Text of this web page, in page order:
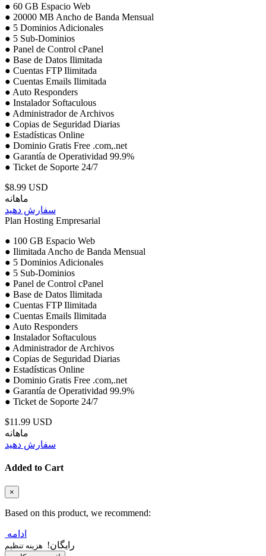
● 60 GB Espacio Web
● 20000 MB Ancho de Banda Mensual
● 5 Dominios Adicionales
● 5 Sub-Dominios
● Panel de Control cPanel
● Base de Datos Ilimitada
● Cuentas FTP Ilimitada
● Cuentas Emails Ilimitada
● Auto Responders
● Instalador Softaculous
● Administrador de Archivos
● Copias de Seguridad Diarias
● Estadísticas Online
● Dominio Gratis Free .com,.net
● Garantía de Operatividad 99.9%
● Ticket de Soporte 24/7
$8.99 USD
ماهانه
سفارش دهید
Plan Hosting Empresarial
● 100 GB Espacio Web
● Ilimitada Ancho de Banda Mensual
● 5 Dominios Adicionales
● 5 Sub-Dominios
● Panel de Control cPanel
● Base de Datos Ilimitada
● Cuentas FTP Ilimitada
● Cuentas Emails Ilimitada
● Auto Responders
● Instalador Softaculous
● Administrador de Archivos
● Copias de Seguridad Diarias
● Estadísticas Online
● Dominio Gratis Free .com,.net
● Garantía de Operatividad 99.9%
● Ticket de Soporte 24/7
$11.99 USD
ماهانه
سفارش دهید
Added to Cart
×
Based on this product, we recommend:
ادامه
رایگان! هزینه تنظیم